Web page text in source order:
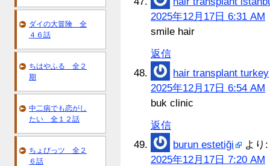
2025年12月17日 6:31 AM
smile hair
返信
hair transplant turkey
2025年12月17日 6:54 AM
buk clinic
返信
burun estetiği
より:
2025年12月17日 7:20 AM
ダイの大冒険 全
４６話
ちはやふる 全２
期
中二病でも恋がし
たい 全１２話
ちょびっツ 全２
６話